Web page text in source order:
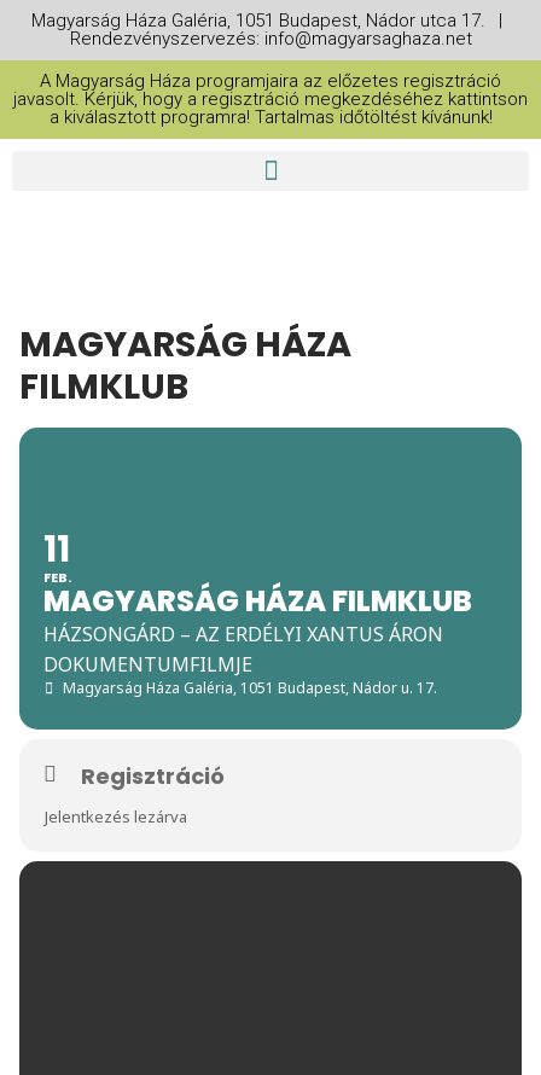
Magyarság Háza Galéria, 1051 Budapest, Nádor utca 17. |
Rendezvényszervezés: info@magyarsaghaza.net
A Magyarság Háza programjaira az előzetes regisztráció
javasolt. Kérjük, hogy a regisztráció megkezdéséhez kattintson
a kiválasztott programra! Tartalmas időtöltést kívánunk!
MAGYARSÁG HÁZA
FILMKLUB
11
FEB.
MAGYARSÁG HÁZA FILMKLUB
HÁZSONGÁRD – AZ ERDÉLYI XANTUS ÁRON
DOKUMENTUMFILMJE
Magyarság Háza Galéria, 1051 Budapest, Nádor u. 17.
Regisztráció
Jelentkezés lezárva